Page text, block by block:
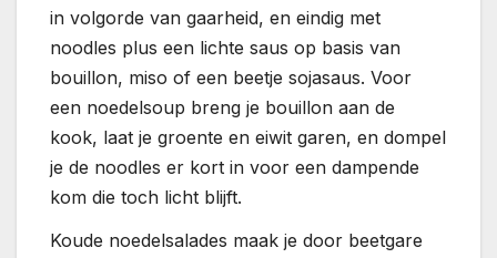
in volgorde van gaarheid, en eindig met
noodles plus een lichte saus op basis van
bouillon, miso of een beetje sojasaus. Voor
een noedelsoup breng je bouillon aan de
kook, laat je groente en eiwit garen, en dompel
je de noodles er kort in voor een dampende
kom die toch licht blijft.
Koude noedelsalades maak je door beetgare